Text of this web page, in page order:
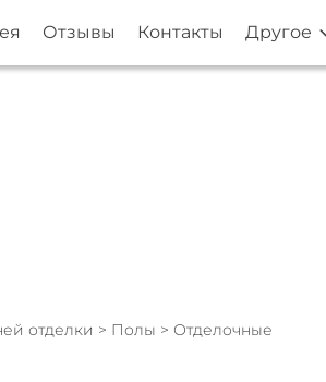
Отзывы Контакты Другое
отделки > Полы > Отделочные